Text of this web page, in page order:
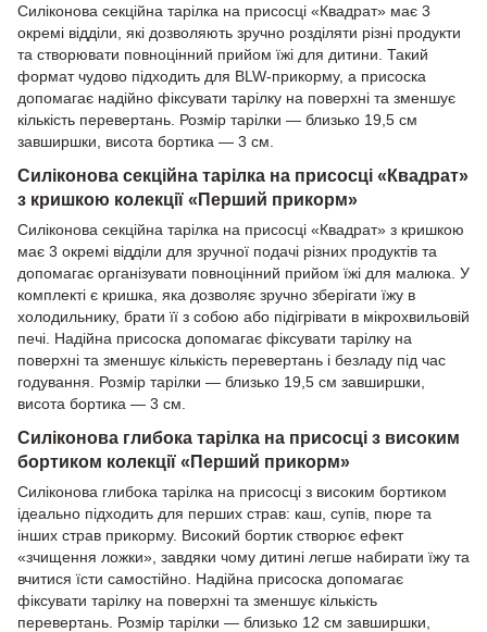
Силіконова секційна тарілка на присосці «Квадрат» має 3
окремі відділи, які дозволяють зручно розділяти різні продукти
та створювати повноцінний прийом їжі для дитини. Такий
формат чудово підходить для BLW-прикорму, а присоска
допомагає надійно фіксувати тарілку на поверхні та зменшує
кількість перевертань. Розмір тарілки — близько 19,5 см
завширшки, висота бортика — 3 см.
Силіконова секційна тарілка на присосці «Квадрат»
з кришкою колекції «Перший прикорм»
Силіконова секційна тарілка на присосці «Квадрат» з кришкою
має 3 окремі відділи для зручної подачі різних продуктів та
допомагає організувати повноцінний прийом їжі для малюка. У
комплекті є кришка, яка дозволяє зручно зберігати їжу в
холодильнику, брати її з собою або підігрівати в мікрохвильовій
печі. Надійна присоска допомагає фіксувати тарілку на
поверхні та зменшує кількість перевертань і безладу під час
годування. Розмір тарілки — близько 19,5 см завширшки,
висота бортика — 3 см.
Силіконова глибока тарілка на присосці з високим
бортиком колекції «Перший прикорм»
Силіконова глибока тарілка на присосці з високим бортиком
ідеально підходить для перших страв: каш, супів, пюре та
інших страв прикорму. Високий бортик створює ефект
«зчищення ложки», завдяки чому дитині легше набирати їжу та
вчитися їсти самостійно. Надійна присоска допомагає
фіксувати тарілку на поверхні та зменшує кількість
перевертань. Розмір тарілки — близько 12 см завширшки,